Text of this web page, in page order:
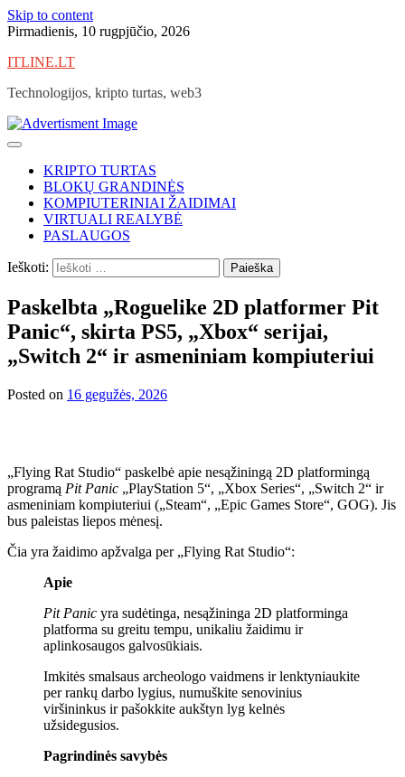
Skip to content
Pirmadienis, 10 rugpjūčio, 2026
ITLINE.LT
Technologijos, kripto turtas, web3
KRIPTO TURTAS
BLOKŲ GRANDINĖS
KOMPIUTERINIAI ŽAIDIMAI
VIRTUALI REALYBĖ
PASLAUGOS
Ieškoti:
Paskelbta „Roguelike 2D platformer Pit
Panic“, skirta PS5, „Xbox“ serijai,
„Switch 2“ ir asmeniniam kompiuteriui
Posted on 16 gegužės, 2026
„Flying Rat Studio“ paskelbė apie nesąžiningą 2D platformingą
programą Pit Panic „PlayStation 5“, „Xbox Series“, „Switch 2“ ir
asmeniniam kompiuteriui („Steam“, „Epic Games Store“, GOG). Jis
bus paleistas liepos mėnesį.
Čia yra žaidimo apžvalga per „Flying Rat Studio“:
Apie
Pit Panic yra sudėtinga, nesąžininga 2D platforminga
platforma su greitu tempu, unikaliu žaidimu ir
aplinkosaugos galvosūkiais.
Imkitės smalsaus archeologo vaidmens ir lenktyniaukite
per rankų darbo lygius, numuškite senovinius
viršininkus ir pašokkite aukštyn lyg kelnės
užsidegusios.
Pagrindinės savybės